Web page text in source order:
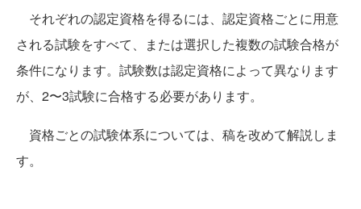
それぞれの認定資格を得るには、認定資格ごとに用意
される試験をすべて、または選択した複数の試験合格が
条件になります。試験数は認定資格によって異なります
が、2〜3試験に合格する必要があります。
資格ごとの試験体系については、稿を改めて解説しま
す。